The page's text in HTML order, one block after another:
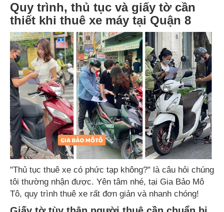
Quy trình, thủ tục và giấy tờ cần
thiết khi thuê xe máy tại Quận 8
"Thủ tục thuê xe có phức tạp không?" là câu hỏi chúng
tôi thường nhận được. Yên tâm nhé, tại Gia Bảo Mô
Tô, quy trình thuê xe rất đơn giản và nhanh chóng!